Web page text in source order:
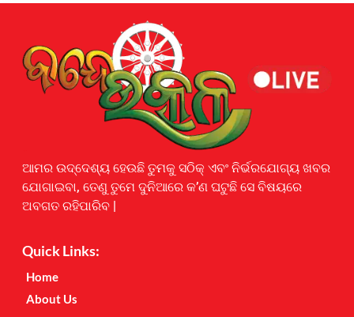
ଆମର ଉଦ୍ଦେଶ୍ୟ ହେଉଛି ତୁମକୁ ସଠିକ୍ ଏବଂ ନିର୍ଭରଯୋଗ୍ୟ ଖବର
ଯୋଗାଇବା, ତେଣୁ ତୁମେ ଦୁନିଆରେ କ’ଣ ଘଟୁଛି ସେ ବିଷୟରେ
ଅବଗତ ରହିପାରିବ |
Quick Links:
Home
About Us